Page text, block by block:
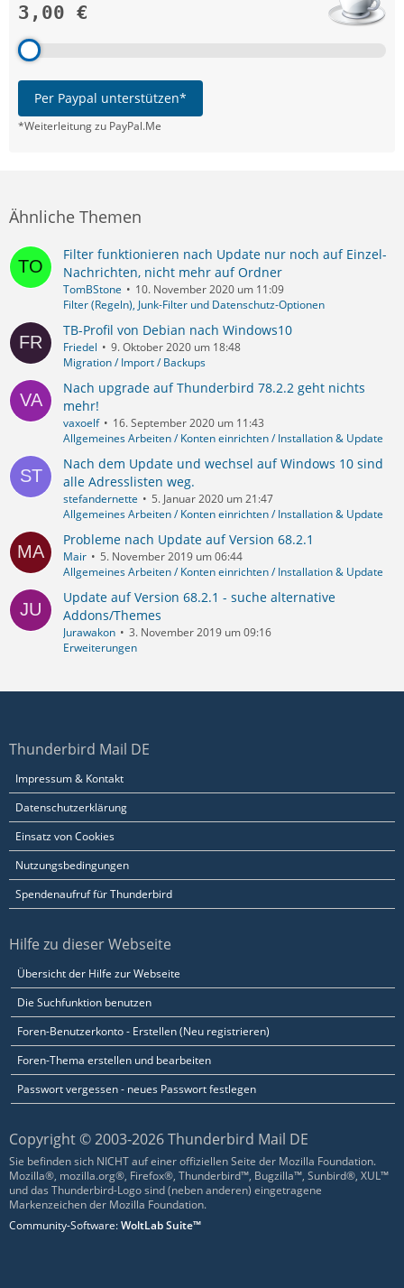
3,00 €
Per Paypal unterstützen*
*Weiterleitung zu PayPal.Me
Ähnliche Themen
Filter funktionieren nach Update nur noch auf Einzel-
Nachrichten, nicht mehr auf Ordner
TomBStone
10. November 2020 um 11:09
Filter (Regeln), Junk-Filter und Datenschutz-Optionen
TB-Profil von Debian nach Windows10
Friedel
9. Oktober 2020 um 18:48
Migration / Import / Backups
Nach upgrade auf Thunderbird 78.2.2 geht nichts
mehr!
vaxoelf
16. September 2020 um 11:43
Allgemeines Arbeiten / Konten einrichten / Installation & Update
Nach dem Update und wechsel auf Windows 10 sind
alle Adresslisten weg.
stefandernette
5. Januar 2020 um 21:47
Allgemeines Arbeiten / Konten einrichten / Installation & Update
Probleme nach Update auf Version 68.2.1
Mair
5. November 2019 um 06:44
Allgemeines Arbeiten / Konten einrichten / Installation & Update
Update auf Version 68.2.1 - suche alternative
Addons/Themes
Jurawakon
3. November 2019 um 09:16
Erweiterungen
Thunderbird Mail DE
Impressum & Kontakt
Datenschutzerklärung
Einsatz von Cookies
Nutzungsbedingungen
Spendenaufruf für Thunderbird
Hilfe zu dieser Webseite
Übersicht der Hilfe zur Webseite
Die Suchfunktion benutzen
Foren-Benutzerkonto - Erstellen (Neu registrieren)
Foren-Thema erstellen und bearbeiten
Passwort vergessen - neues Passwort festlegen
Copyright © 2003-2026 Thunderbird Mail DE
Sie befinden sich NICHT auf einer offiziellen Seite der Mozilla Foundation.
Mozilla®, mozilla.org®, Firefox®, Thunderbird™, Bugzilla™, Sunbird®, XUL™
und das Thunderbird-Logo sind (neben anderen) eingetragene
Markenzeichen der Mozilla Foundation.
Community-Software:WoltLab Suite™